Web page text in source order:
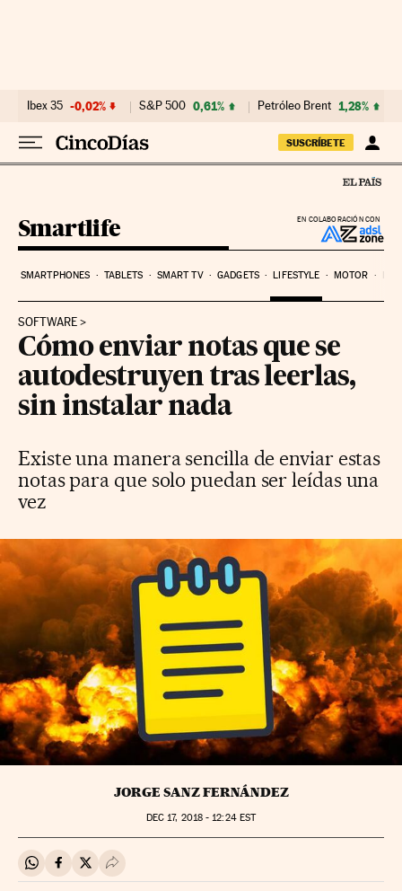
Ibex 35 -0,02% S&P 500 0,61% Petróleo Brent 1,28%
SUSCRÍBETE
EN COLABORACIÓN CON
Smartlife
SMARTPHONES TABLETS SMART TV GADGETS LIFESTYLE MOTOR
SOFTWARE
Cómo enviar notas que se
autodestruyen tras leerlas,
sin instalar nada
Existe una manera sencilla de enviar estas
notas para que solo puedan ser leídas una
vez
JORGE SANZ FERNÁNDEZ
DEC 17, 2018 - 12:24EST
Compartir en Whatsapp
Compartir en Facebook
Compartir en Twitter
Desplegar Redes Sociales